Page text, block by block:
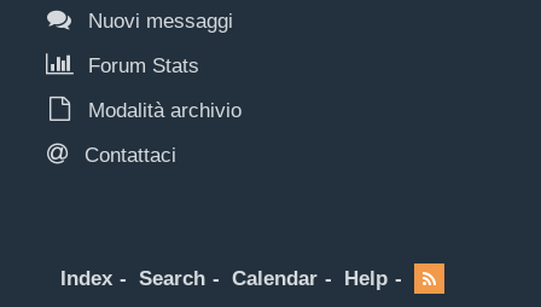
Nuovi messaggi
Forum Stats
Modalità archivio
Contattaci
Index Search Calendar Help